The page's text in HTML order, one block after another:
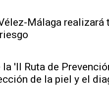
Málaga
'II Ruta de
de la piel y el